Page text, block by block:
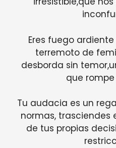
Eres fuego
terremoto de
desborda sin
que
Tu audacia es un
normas, trasciendes
de tus propias